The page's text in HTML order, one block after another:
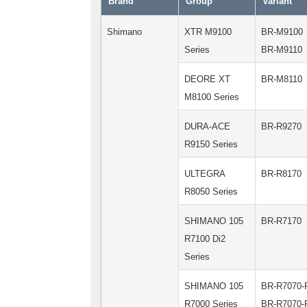
Shimano
XTR M9100
Series
BR-M9100
BR-M9110
DEORE XT
M8100 Series
BR-M8110
DURA-ACE
R9150 Series
BR-R9270
ULTEGRA
R8050 Series
BR-R8170
SHIMANO 105
R7100 Di2
Series
BR-R7170
SHIMANO 105
R7000 Series
BR-R7070-
BR-R7070-